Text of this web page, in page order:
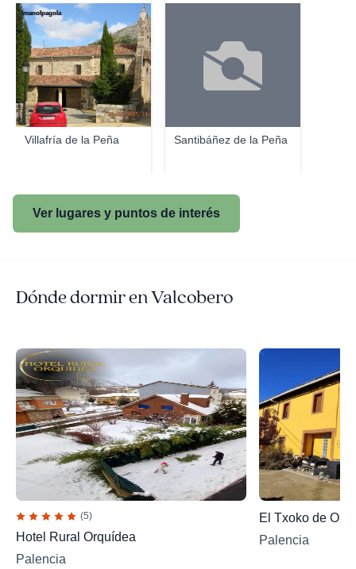
Villafría de la Peña
imanolpagola
Santibáñez de la Peña
Ver lugares y puntos de interés
Dónde dormir en Valcobero
(5)
Hotel Rural Orquídea
Palencia
El Txoko de
Palencia